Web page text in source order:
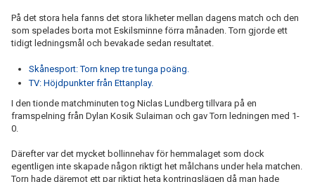
På det stora hela fanns det stora likheter mellan dagens match och den
som spelades borta mot Eskilsminne förra månaden. Torn gjorde ett
tidigt ledningsmål och bevakade sedan resultatet.
Skånesport: Torn knep tre tunga poäng.
TV: Höjdpunkter från Ettanplay.
I den tionde matchminuten tog Niclas Lundberg tillvara på en
framspelning från Dylan Kosik Sulaiman och gav Torn ledningen med 1-
0.
Därefter var det mycket bollinnehav för hemmalaget som dock
egentligen inte skapade någon riktigt het målchans under hela matchen.
Torn hade däremot ett par riktigt heta kontringslägen då man hade